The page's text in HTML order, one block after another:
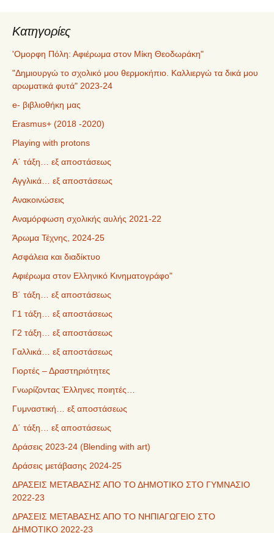
Kατηγορίες
'Ομορφη Πόλη: Αφιέρωμα στον Μίκη Θεοδωράκη"
"Δημιουργώ το σχολικό μου θερμοκήπιο. Καλλιεργώ τα δικά μου
αρωματικά φυτά" 2023-24
e- βιβλιοθήκη μας
Erasmus+ (2018 -2020)
Playing with protons
Α΄ τάξη… εξ αποστάσεως
Αγγλικά… εξ αποστάσεως
Ανακοινώσεις
Αναμόρφωση σχολικής αυλής 2021-22
Άρωμα Τέχνης, 2024-25
Ασφάλεια και διαδίκτυο
Αφιέρωμα στον Ελληνικό Κινηματογράφο"
Β΄ τάξη… εξ αποστάσεως
Γ1 τάξη… εξ αποστάσεως
Γ2 τάξη… εξ αποστάσεως
Γαλλικά… εξ αποστάσεως
Γιορτές – Δραστηριότητες
Γνωρίζοντας Έλληνες ποιητές…
Γυμναστική… εξ αποστάσεως
Δ΄ τάξη… εξ αποστάσεως
Δράσεις 2023-24 (Blending with art)
Δράσεις μετάβασης 2024-25
ΔΡΑΣΕΙΣ ΜΕΤΑΒΑΣΗΣ ΑΠΟ ΤΟ ΔΗΜΟΤΙΚΟ ΣΤΟ ΓΥΜΝΑΣΙΟ
2022-23
ΔΡΑΣΕΙΣ ΜΕΤΑΒΑΣΗΣ ΑΠΟ ΤΟ ΝΗΠΙΑΓΩΓΕΙΟ ΣΤΟ
ΔΗΜΟΤΙΚΟ 2022-23